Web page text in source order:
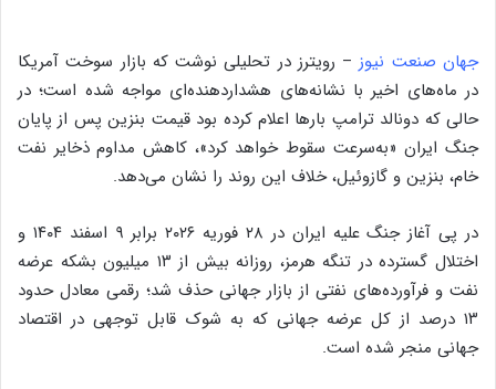
جهان صنعت نیوز– رویترز در تحلیلی نوشت که بازار سوخت آمریکا
در ماه‌های اخیر با نشانه‌های هشداردهنده‌ای مواجه شده است؛ در
حالی که دونالد ترامپ بار‌ها اعلام کرده بود قیمت بنزین پس از پایان
جنگ ایران «به‌سرعت سقوط خواهد کرد»، کاهش مداوم ذخایر نفت
خام، بنزین و گازوئیل، خلاف این روند را نشان می‌دهد.
در پی آغاز جنگ علیه ایران در ۲۸ فوریه ۲۰۲۶ برابر ۹ اسفند ۱۴۰۴ و
اختلال گسترده در تنگه هرمز، روزانه بیش از ۱۳ میلیون بشکه عرضه
نفت و فرآورده‌های نفتی از بازار جهانی حذف شد؛ رقمی معادل حدود
۱۳ درصد از کل عرضه جهانی که به شوک قابل توجهی در اقتصاد
جهانی منجر شده است.